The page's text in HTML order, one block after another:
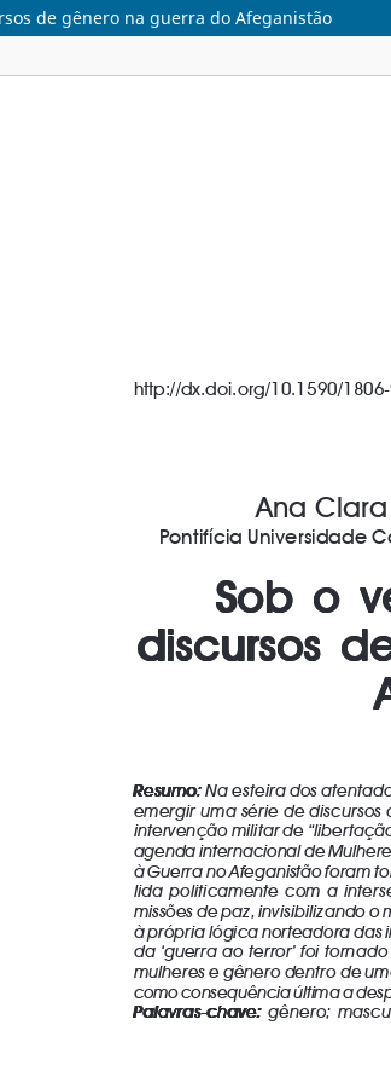
de gênero na guerra do Afeganistão